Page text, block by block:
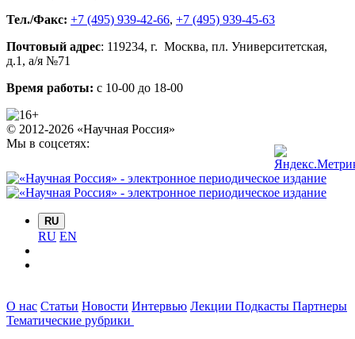
Тел./Факс: +7 (495) 939-42-66, +7 (495) 939-45-63
Почтовый адрес: 119234, г. Москва, пл. Университетская,
д.1 , а/я №71
Время работы: с 10-00 до 18-00
© 2012-2026 «Научная Россия»
Мы в соцсетях:
RU
RU EN
О нас Статьи Новости Интервью Лекции Подкасты Партнеры
Тематические рубрики